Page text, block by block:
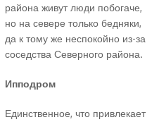
района живут люди побогаче,
но на севере только бедняки,
да к тому же неспокойно из-за
соседства Северного района.
Ипподром
Единственное, что привлекает